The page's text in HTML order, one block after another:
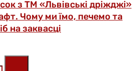
з ТМ «Львівські дріжджі»
Чому ми їмо, печемо та
на заквасці